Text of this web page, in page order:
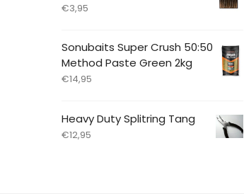
€3,95
Sonubaits Super Crush 50:50
Method Paste Green 2kg
€14,95
Heavy Duty Splitring Tang
€12,95